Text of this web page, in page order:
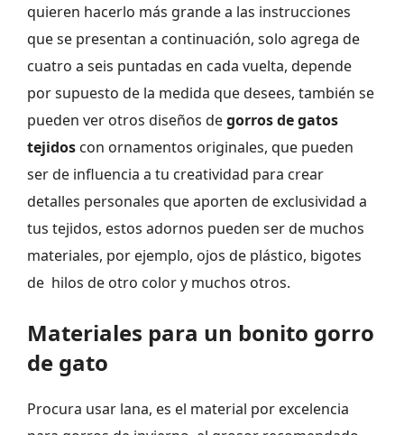
quieren hacerlo más grande a las instrucciones
que se presentan a continuación, solo agrega de
cuatro a seis puntadas en cada vuelta, depende
por supuesto de la medida que desees, también se
pueden ver otros diseños degorros de gatos
tejidos con ornamentos originales, que pueden
ser de influencia a tu creatividad para crear
detalles personales que aporten de exclusividad a
tus tejidos, estos adornos pueden ser de muchos
materiales, por ejemplo, ojos de plástico, bigotes
de hilos de otro color y muchos otros.
Materiales para un bonito gorro
de gato
Procura usar lana, es el material por excelencia